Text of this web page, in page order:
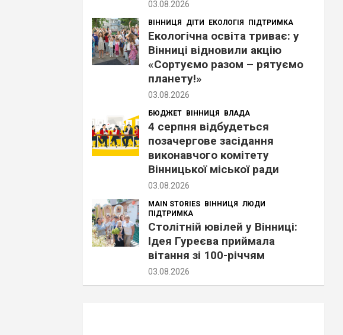
03.08.2026
ВІННИЦЯ ДІТИ ЕКОЛОГІЯ ПІДТРИМКА
Екологічна освіта триває: у
Вінниці відновили акцію
«Сортуємо разом – рятуємо
планету!»
03.08.2026
БЮДЖЕТ ВІННИЦЯ ВЛАДА
4 серпня відбудеться
позачергове засідання
виконавчого комітету
Вінницької міської ради
03.08.2026
MAIN STORIES ВІННИЦЯ ЛЮДИ
ПІДТРИМКА
Столітній ювілей у Вінниці:
Ідея Гуреєва приймала
вітання зі 100-річчям
03.08.2026